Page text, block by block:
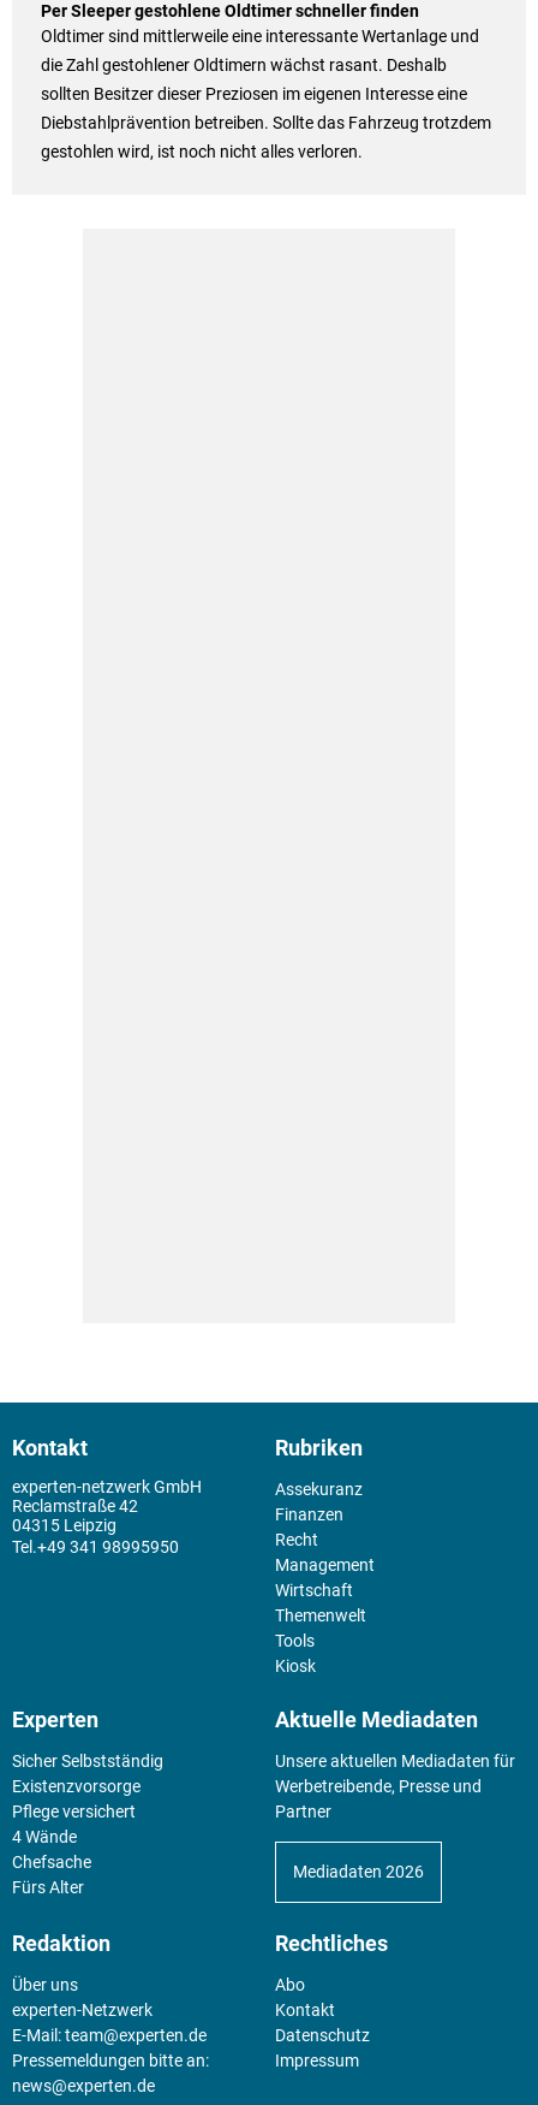
Per Sleeper gestohlene Oldtimer schneller finden
Oldtimer sind mittlerweile eine interessante Wertanlage und
die Zahl gestohlener Oldtimern wächst rasant. Deshalb
sollten Besitzer dieser Preziosen im eigenen Interesse eine
Diebstahlprävention betreiben. Sollte das Fahrzeug trotzdem
gestohlen wird, ist noch nicht alles verloren.
Kontakt
experten-netzwerk GmbH
Reclamstraße 42
04315 Leipzig
+49 341 98995950
Rubriken
Assekuranz
Finanzen
Recht
Management
Wirtschaft
Themenwelt
Tools
Kiosk
Experten
Sicher Selbstständig
Existenz­vorsorge
Pflege versichert
4 Wände
Chefsache
Fürs Alter
Aktuelle Mediadaten
Unsere aktuellen Mediadaten für
Werbetreibende, Presse und
Partner
Mediadaten 2026
Redaktion
Über uns
experten-Netzwerk
E-Mail:team@experten.de
Pressemeldungen bitte an:
news@experten.de
Rechtliches
Abo
Kontakt
Datenschutz
Impressum